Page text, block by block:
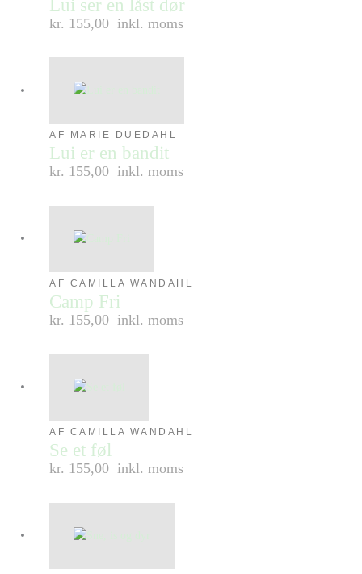
Lui ser en låst dør
kr. 155,00 inkl. moms
AF MARIE DUEDAHL
Lui er en bandit
kr. 155,00 inkl. moms
AF CAMILLA WANDAHL
Camp Fri
kr. 155,00 inkl. moms
AF CAMILLA WANDAHL
Se et føl
kr. 155,00 inkl. moms